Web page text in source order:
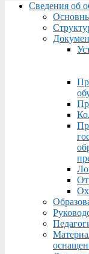
Menu
Сведения об